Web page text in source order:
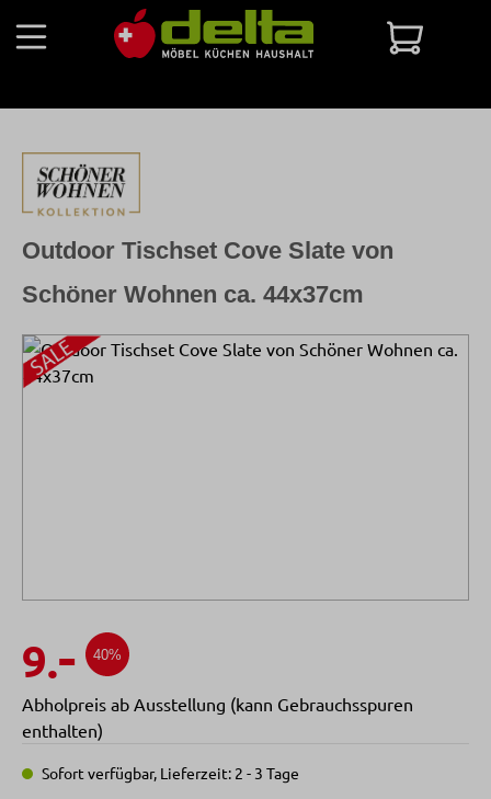
Zum Hauptinhalt springen
Bildergalerie überspringen
Outdoor Tischset Cove Slate von
Schöner Wohnen ca. 44x37cm
9.- 40%
Abholpreis ab Ausstellung (kann Gebrauchsspuren
enthalten)
Sofort verfügbar, Lieferzeit: 2 - 3 Tage